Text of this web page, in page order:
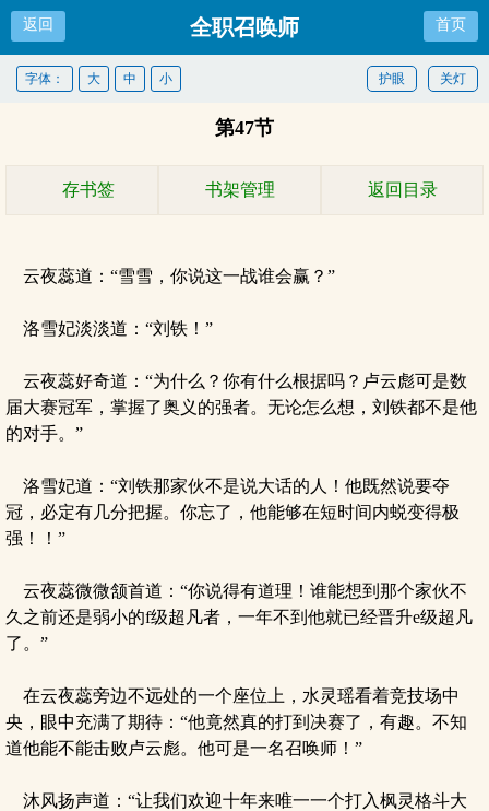
返回 全职召唤师 首页
关灯
护眼
字体： 大 中 小
第47节
存书签 书架管理 返回目录
云夜蕊道：“雪雪，你说这一战谁会赢？”
洛雪妃淡淡道：“刘铁！”
云夜蕊好奇道：“为什么？你有什么根据吗？卢云彪可是数
届大赛冠军，掌握了奥义的强者。无论怎么想，刘铁都不是他
的对手。”
洛雪妃道：“刘铁那家伙不是说大话的人！他既然说要夺
冠，必定有几分把握。你忘了，他能够在短时间内蜕变得极
强！！”
云夜蕊微微颔首道：“你说得有道理！谁能想到那个家伙不
久之前还是弱小的f级超凡者，一年不到他就已经晋升e级超凡
了。”
在云夜蕊旁边不远处的一个座位上，水灵瑶看着竞技场中
央，眼中充满了期待：“他竟然真的打到决赛了，有趣。不知
道他能不能击败卢云彪。他可是一名召唤师！”
沐风扬声道：“让我们欢迎十年来唯一一个打入枫灵格斗大